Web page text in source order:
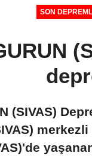
SON
(SIVAS)